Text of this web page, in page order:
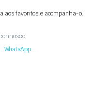
aos favoritos e acompanha-o.
WhatsApp